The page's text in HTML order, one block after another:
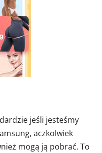
jeśli jesteśmy
aczkolwiek
mogą ją pobrać. To